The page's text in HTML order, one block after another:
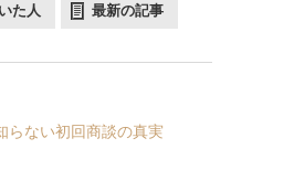
た人 最新の記事
らない初回商談の真実